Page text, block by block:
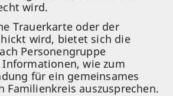
wird.
Trauerkarte oder der
wird, bietet sich die
Personengruppe
wie zum
für ein gemeinsames
Familienkreis auszusprechen.